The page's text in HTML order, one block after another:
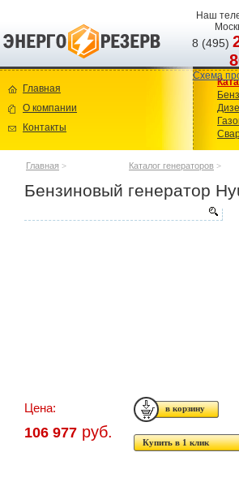
Наш
8 (495)
Схема
Главная
О компании
Контакты
Главная > Каталог генераторов >
Бензиновый генератор
Цена:
106 977 руб.
Купить в 1 клик